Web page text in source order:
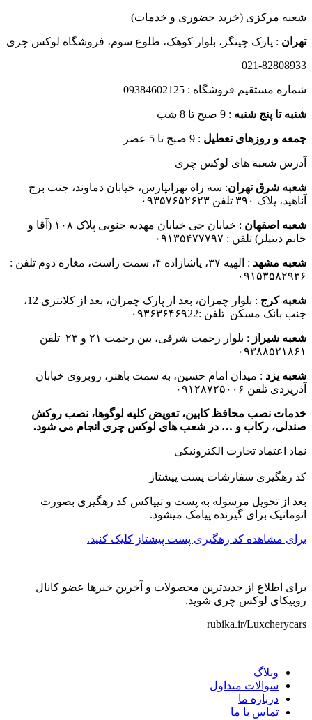
4,000,000 تومان
2,800,000 تومان
شعبه مرکزی (خرید حضوری و خدمات)
تهران : پارک چیتگر، بلوار کوهک، طلوع سوم، فروشگاه لوکس چری
021-82808933
شماره مستقیم فروشگاه : 09384602125
شنبه تا پنج شنبه : 9 صبح تا 8 شب
جمعه و روزهای تعطیل : 9 صبح تا 5 عصر
آدرس شعبه های لوکس چری
شعبه شرق تهران: سه راه تهرانپارس، خیابان دماوند، جنب برج
آناهید، پلاک ۳۹۰ تلفن ۰۹۳۵۷۶۵۲۶۲۳
شعبه اصفهان
: خیابان جی خیابان مهدیه جنوبی پلاک ۱۰۸ (آقا و
خانم دیتیلر) تلفن : ۰۹۱۳۵۴۷۷۷۹۷
شعبه مشهد
: الهیه ۳۷، پاشازاده ۴، سمت راست، مغازه دوم تلفن :
۰۹۱۵۳۵۸۲۹۳۶
شعبه کرج
: بلوار چمران، بعد از پارک چمران، بعد از کلانتری 12،
جنب بانک مسکن تلفن :۰۹۳۶۳۶۴۶۹22
شعبه شیراز
: بلوار رحمت شرقی، بین رحمت ۲۱ و ۲۳ تلفن
۰۹۳۸۸۵۲۱۸۶۱
شعبه یزد : میدان امام حسین، به سمت باهنر، روبروی خیابان
آذریزدی تلفن ۰۹۱۲۸۷۲۵۰۰۶
خدمات نصب محافظ کابین، تعویض کلیه لوگوها، نصب روکش
صندلی، رکاب و … در شعب های لوکس چری انجام می شود.
نماد اعتماد تجارت الكترونیكی
کد رهگیری سفارشات پست پیشتاز
بعد از تحویل مرسوله به پست و تیپاکس کد رهگیری بصورت
اتوماتیک برای گیرنده پیامک میشود.
برای مشاهده کد رهگیری پست پیشتاز کلیک کنید.
برای اطلاع از جدیدترین محصولات و آخرین خبرها عضو کانال
روبیکای لوکس چری شوید.
rubika.ir/Luxcherycars
وبلاگ
سوالات متداول
درباره ما
تماس با ما